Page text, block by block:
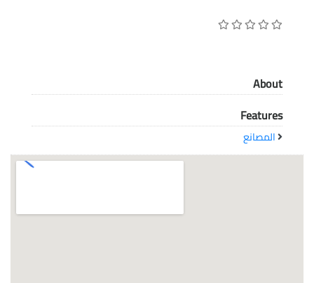
معاً نحو خلق مجتمع مبدع في عالم الأزياء
About
Features
المصانع